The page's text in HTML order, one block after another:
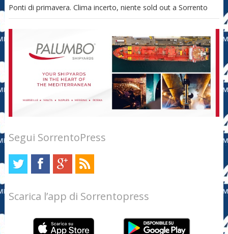
Ponti di primavera. Clima incerto, niente sold out a Sorrento
Segui SorrentoPress
Scarica l’app di Sorrentopress